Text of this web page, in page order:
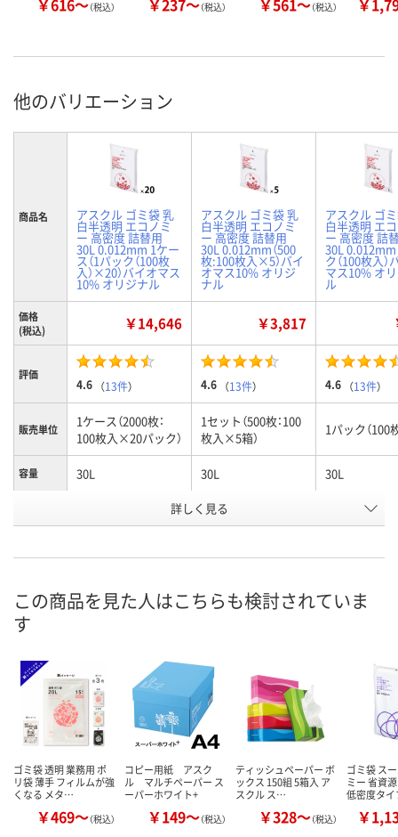
￥616～（税込） ￥237～（税込） ￥561～（税込） ￥
他のバリエーション
商品名 アスクル ゴミ袋 乳
白半透明 エコノミ
ー 高密度 詰替用
30L 0.012mm 1ケー
ス（1パック（100枚
入）×20）バイオマス
10% オリジナル
アスクル ゴミ袋 乳
白半透明 エコノミ
ー 高密度 詰替用
30L 0.012mm（500
枚:100枚入×5）バイ
オマス10% オリジ
ナル
アスクル ゴ
白半透明 エ
ー 高密度 詰
30L
ク（100枚入）
マス10% オ
ル
価格
(税込)
￥14,646 ￥3,817
評価
4.6 （13件） 4.6 （13件） 4.6 （13件）
販売単位
1ケース（2000枚：
100枚入×20パック）
1セット（500枚：100
枚入×5箱）
1パック（100
容量 30L 30L 30L
RJ26666 EP85882
8月7日（金）
カゴへ カゴへ カ
詳しく見る
この商品を見た人はこちらも検討されていま
す
ゴミ袋 透明 業務用 ポ
リ袋 薄手 フィルムが強
くなる メタ…
￥469～（税込）
コピー用紙 アスク
ル マルチペーパー ス
ーパーホワイト+
￥149～（税込）
ティッシュペーパー ボ
ックス 150組 5箱入 ア
スクル ス…
￥328～（税込）
ゴミ袋 ス
ミー 省資
低密度タイ
￥